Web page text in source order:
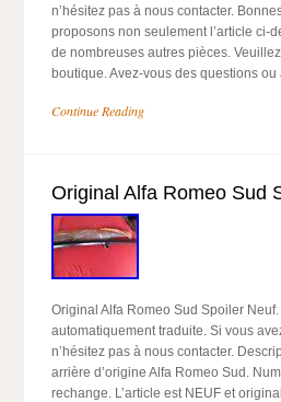
n’hésitez pas à nous contacter.
proposons non seulement l’article ci-
de nombreuses autres pièces.
boutique. Avez-vous des questions
Continue Reading
Original Alfa Romeo Sud
Original Alfa Romeo Sud Spoiler
automatiquement traduite. Si vous
n’hésitez pas à nous contacter.
arrière d’origine Alfa Romeo Sud.
rechange. L’article est NEUF et